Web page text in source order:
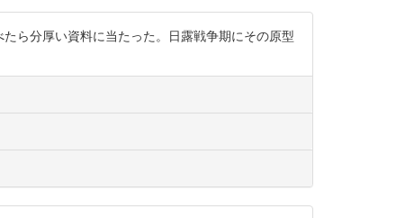
ら分厚い資料に当たった。日露戦争期にその原型